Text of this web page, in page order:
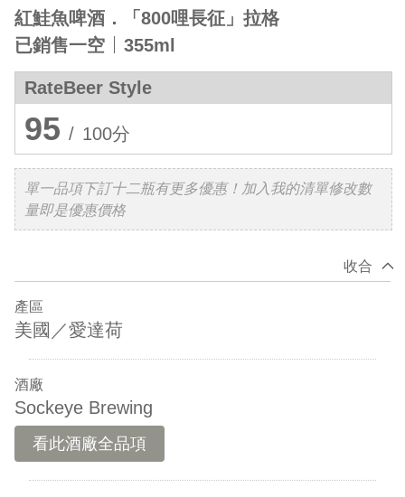
紅鮭魚啤酒．「800哩長征」拉格
已銷售一空
355ml
RateBeer Style
95 / 100分
單一品項下訂十二瓶有更多優惠！加入我的清單修改數
量即是優惠價格
收合
產區
美國／愛達荷
酒廠
Sockeye Brewing
看此酒廠全品項